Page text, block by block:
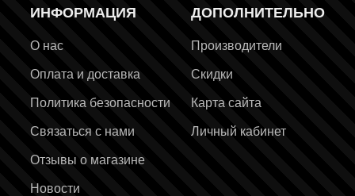
ИНФОРМАЦИЯ
О нас
Оплата и доставка
Политика безопасности
Связаться с нами
Отзывы о магазине
Новости
ДОПОЛНИТЕЛЬНО
Производители
Скидки
Карта сайта
Личный кабинет